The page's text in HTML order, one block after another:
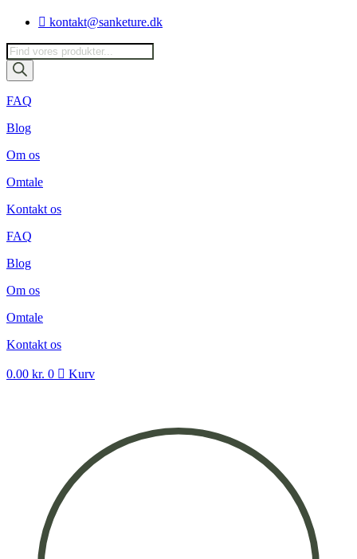
Videre
indhold
kontakt@sanketure.dk
Products
search
FAQ
Blog
Om os
Omtale
Kontakt os
FAQ
Blog
Om os
Omtale
Kontakt os
0.00 kr. 0 Kurv